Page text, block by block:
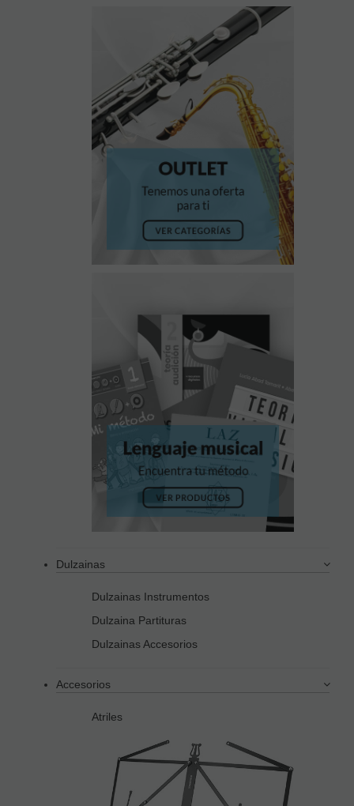
Dulzainas
Dulzainas Instrumentos
Dulzaina Partituras
Dulzainas Accesorios
Accesorios
Atriles